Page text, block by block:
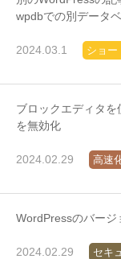
wpdbでの別データ
2024.03.1 ショー
ブロックエディタ
を無効化
2024.02.29 高速
WordPressのバージ
2024.02.29 セキ